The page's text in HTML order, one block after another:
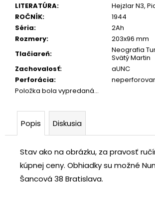
LITERATÚRA:
Hejzlar N3,
ROČNÍK:
1944
Séria:
2Ah
Rozmery:
203x96 mm
Tlačiareň:
Neografia
Svätý Martin
Zachovalosť:
aUNC
Perforácia:
Položka bola vypredaná…
Popis Diskusia
Stav ako na obrázku, za pravosť
kúpnej ceny. Obhiadky su možné
Šancová 38 Bratislava.
DOLLAR
1983
€35